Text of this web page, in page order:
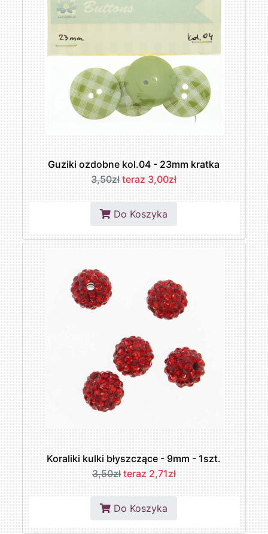
Guziki ozdobne kol.04 - 23mm kratka
3,50zł teraz 3,00zł
Do Koszyka
Koraliki kulki błyszczące - 9mm - 1szt.
3,50zł teraz 2,71zł
Do Koszyka